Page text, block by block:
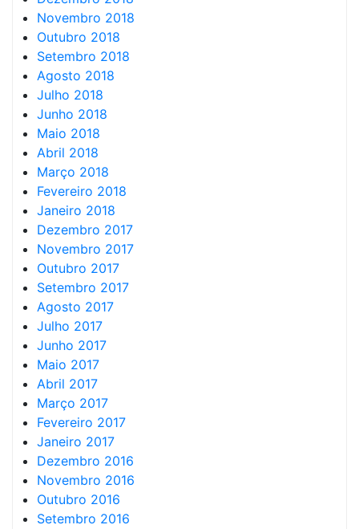
Novembro 2018
Outubro 2018
Setembro 2018
Agosto 2018
Julho 2018
Junho 2018
Maio 2018
Abril 2018
Março 2018
Fevereiro 2018
Janeiro 2018
Dezembro 2017
Novembro 2017
Outubro 2017
Setembro 2017
Agosto 2017
Julho 2017
Junho 2017
Maio 2017
Abril 2017
Março 2017
Fevereiro 2017
Janeiro 2017
Dezembro 2016
Novembro 2016
Outubro 2016
Setembro 2016